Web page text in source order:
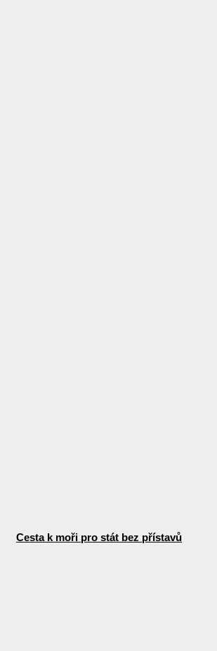
Cesta k moři pro stát bez přístavů